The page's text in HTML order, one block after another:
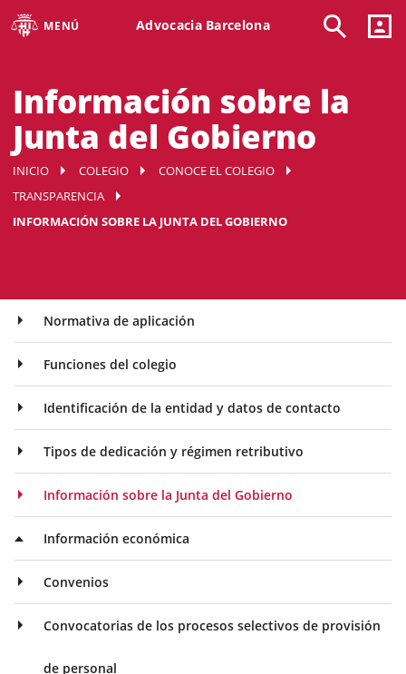
MENÚ Advocacia Barcelona
Información sobre la
Junta del Gobierno
INICIO COLEGIO
CONOCE EL COLEGIO
TRANSPARENCIA
INFORMACIÓN SOBRE LA JUNTA DEL GOBIERNO
Normativa de aplicación
Funciones del colegio
Identificación de la entidad y datos de contacto
Tipos de dedicación y régimen retributivo
Información sobre la Junta del Gobierno
Información económica
Convenios
Convocatorias de los procesos selectivos de provisión
de personal